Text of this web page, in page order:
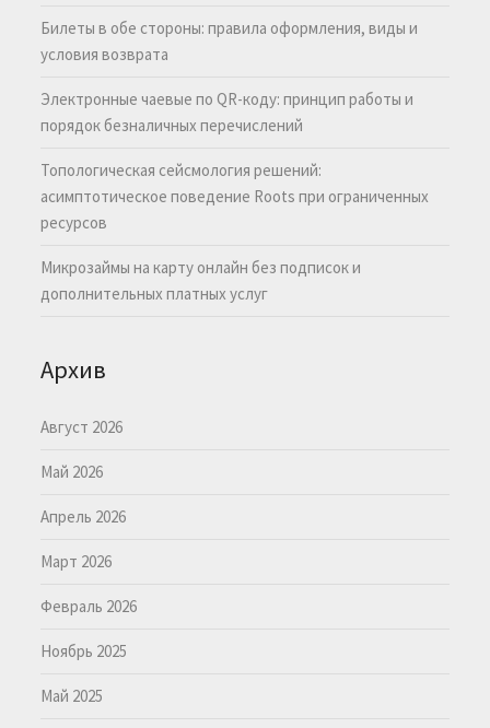
Билеты в обе стороны: правила оформления, виды и
условия возврата
Электронные чаевые по QR-коду: принцип работы и
порядок безналичных перечислений
Топологическая сейсмология решений:
асимптотическое поведение Roots при ограниченных
ресурсов
Микрозаймы на карту онлайн без подписок и
дополнительных платных услуг
Архив
Август 2026
Май 2026
Апрель 2026
Март 2026
Февраль 2026
Ноябрь 2025
Май 2025